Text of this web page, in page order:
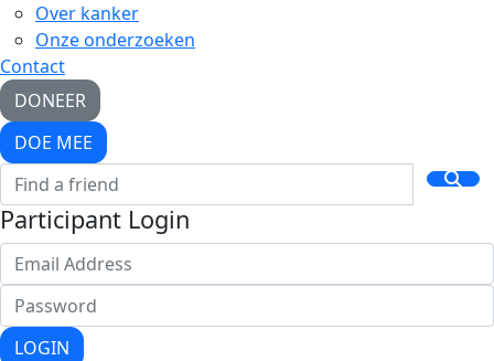
Over kanker
Onze onderzoeken
Contact
DONEER
DOE MEE
Participant Login
LOGIN